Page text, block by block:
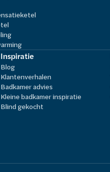
Inspiratie
Blog
Klantenverhalen
Badkamer advies
Kleine badkamer inspiratie
Blind gekocht